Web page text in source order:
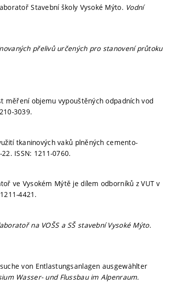
Stavební školy Vysoké Mýto. Vodní
přelivů určených pro stanovení průtoku
měření objemu vypouštěných odpadních vod
3039.
tkaninových vaků plněných cemento-
22. ISSN: 1211-0760.
ve Vysokém Mýtě je dílem odborníků z VUT v
4421.
na VOŠS a SŠ stavební Vysoké Mýto.
von Entlastungsanlagen ausgewählter
Wasser- und Flussbau im Alpenraum.